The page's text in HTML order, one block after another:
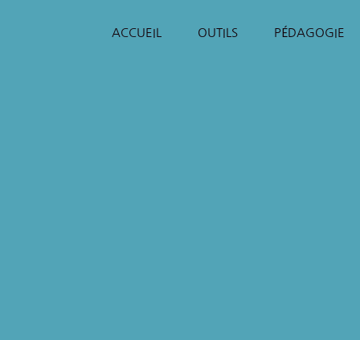
ACCUEIL OUTILS PÉDAGOGIE